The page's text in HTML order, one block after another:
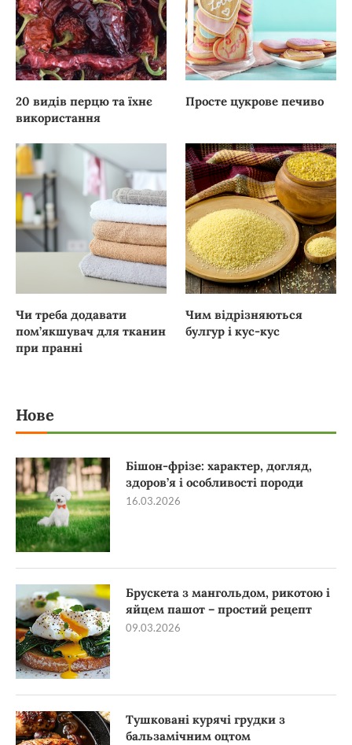
20 видів перцю та їхнє
використання
Просте цукрове печиво
Чи треба додавати
пом’якшувач для тканин
при пранні
Чим відрізняються
булгур і кус-кус
Нове
Бішон-фрізе: характер, догляд,
здоров’я і особливості породи
16.03.2026
Брускета з мангольдом, рикотою і
яйцем пашот – простий рецепт
09.03.2026
Тушковані курячі грудки з
бальзамічним оцтом